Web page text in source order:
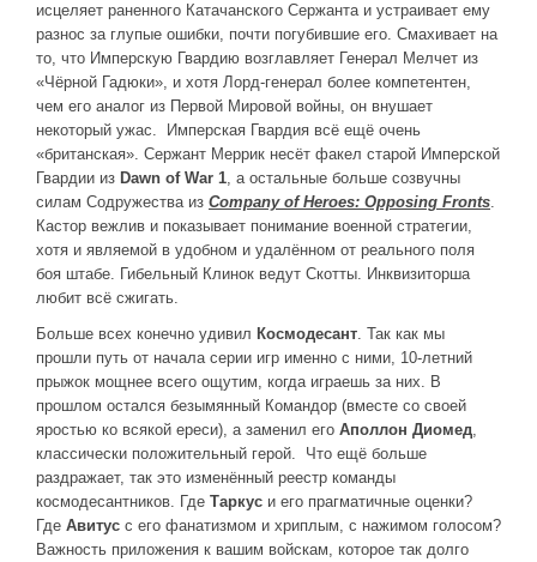
исцеляет раненного Катачанского Сержанта и устраивает ему
разнос за глупые ошибки, почти погубившие его. Смахивает на
то, что Имперскую Гвардию возглавляет Генерал Мелчет из
«Чёрной Гадюки», и хотя Лорд-генерал более компетентен,
чем его аналог из Первой Мировой войны, он внушает
некоторый ужас. Имперская Гвардия всё ещё очень
«британская». Сержант Меррик несёт факел старой Имперской
Гвардии из Dawn of War 1, а остальные больше созвучны
силам Содружества из Company of Heroes: Opposing Fronts.
Кастор вежлив и показывает понимание военной стратегии,
хотя и являемой в удобном и удалённом от реального поля
боя штабе. Гибельный Клинок ведут Скотты. Инквизиторша
любит всё сжигать.
Больше всех конечно удивил Космодесант. Так как мы
прошли путь от начала серии игр именно с ними, 10-летний
прыжок мощнее всего ощутим, когда играешь за них. В
прошлом остался безымянный Командор (вместе со своей
яростью ко всякой ереси), а заменил его Аполлон Диомед,
классически положительный герой. Что ещё больше
раздражает, так это изменённый реестр команды
космодесантников. Где Таркус и его прагматичные оценки?
Где Авитус с его фанатизмом и хриплым, с нажимом голосом?
Важность приложения к вашим войскам, которое так долго